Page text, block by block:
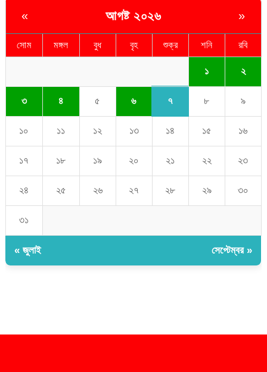
« আগষ্ট ২০২৬ »
সোম মঙ্গল বুধ বৃহ শুক্র শনি রবি
১ ২
৩ ৪ ৫ ৬ ৭ ৮ ৯
১০ ১১ ১২ ১৩ ১৪ ১৫ ১৬
১৭ ১৮ ১৯ ২০ ২১ ২২ ২৩
২৪ ২৫ ২৬ ২৭ ২৮ ২৯ ৩০
৩১
« জুলাই সেপ্টেম্বর »